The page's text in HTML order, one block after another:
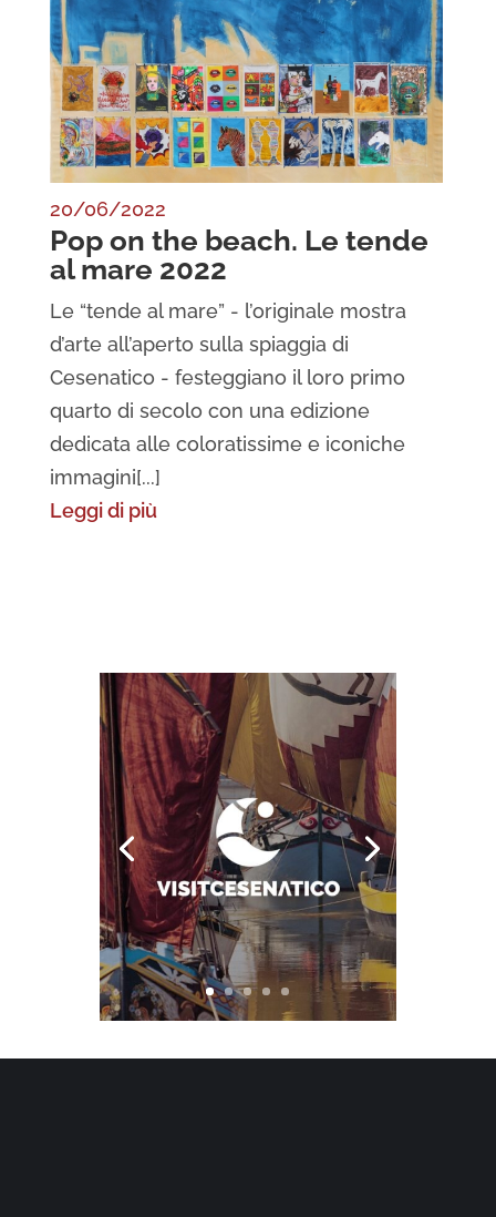
20/06/2022
Pop on the beach. Le tende
al mare 2022
Le “tende al mare” - l’originale mostra
d’arte all’aperto sulla spiaggia di
Cesenatico - festeggiano il loro primo
quarto di secolo con una edizione
dedicata alle coloratissime e iconiche
immagini[...]
Leggi di più